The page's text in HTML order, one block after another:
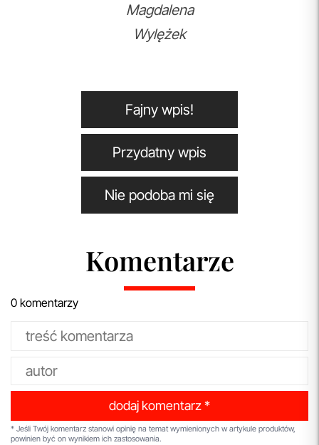
Magdalena
Wylężek
Fajny wpis!
Przydatny wpis
Nie podoba mi się
Komentarze
0 komentarzy
dodaj komentarz *
* Jeśli Twój komentarz stanowi opinię na temat wymienionych w artykule produktów,
powinien być on wynikiem ich zastosowania.